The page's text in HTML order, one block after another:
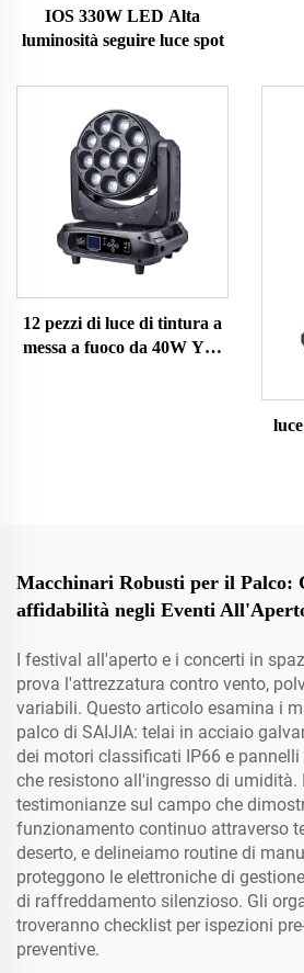
IOS 330W LED Alta
luminosità seguire luce spot
12 pezzi di luce di tintura a
messa a fuoco da 40W YL-
Macchinari Robusti per il Palco:
affidabilità negli Eventi
I festival all'aperto e i concerti in
prova l'attrezzatura contro vento,
variabili. Questo articolo esamina i
palco di SAIJIA: telai in acciaio
dei motori classificati IP66 e
che resistono all'ingresso di umidità.
testimonianze sul campo che
funzionamento continuo attraverso
deserto, e delineiamo routine di
proteggono le elettroniche di
di raffreddamento silenzioso. Gli
troveranno checklist per ispezioni
preventive.